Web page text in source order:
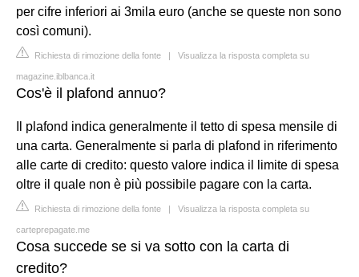
per cifre inferiori ai 3mila euro (anche se queste non sono
così comuni).
Richiesta di rimozione della fonte | Visualizza la risposta completa su
magazine.iblbanca.it
Cos'è il plafond annuo?
Il plafond indica generalmente il tetto di spesa mensile di
una carta. Generalmente si parla di plafond in riferimento
alle carte di credito: questo valore indica il limite di spesa
oltre il quale non è più possibile pagare con la carta.
Richiesta di rimozione della fonte | Visualizza la risposta completa su
carteprepagate.me
Cosa succede se si va sotto con la carta di
credito?